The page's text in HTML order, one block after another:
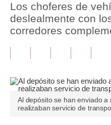
Política
Finanzas Personales
Inmobiliarias
Plus G
Los choferes de
deslealmente con
corredores
Al depósito se han enviado
realizaban servicio de